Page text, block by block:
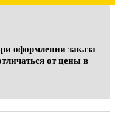
оформлении заказа
от цены в